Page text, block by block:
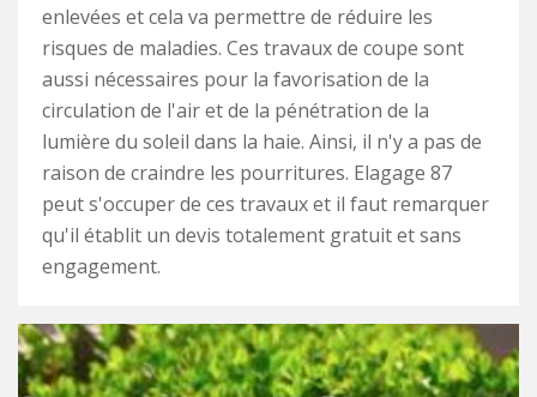
enlevées et cela va permettre de réduire les
risques de maladies. Ces travaux de coupe sont
aussi nécessaires pour la favorisation de la
circulation de l'air et de la pénétration de la
lumière du soleil dans la haie. Ainsi, il n'y a pas de
raison de craindre les pourritures. Elagage 87
peut s'occuper de ces travaux et il faut remarquer
qu'il établit un devis totalement gratuit et sans
engagement.